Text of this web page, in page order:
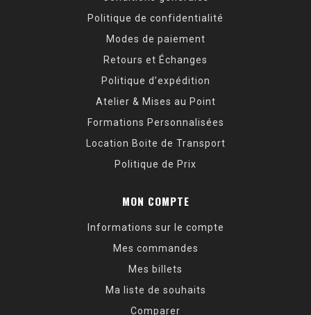
Politique de confidentialité
Modes de paiement
Retours et Échanges
Politique d’expédition
Atelier & Mises au Point
Formations Personnalisées
Location Boite de Transport
Politique de Prix
MON COMPTE
Informations sur le compte
Mes commandes
Mes billets
Ma liste de souhaits
Comparer